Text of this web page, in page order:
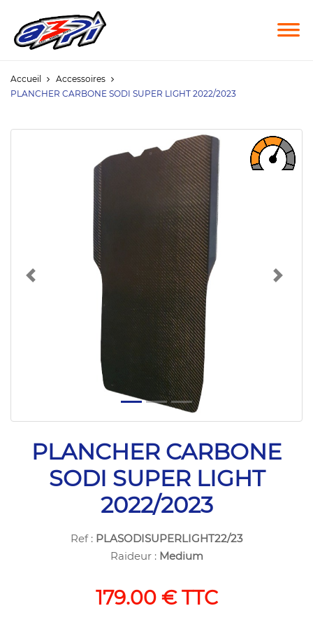
Accueil
Accessoires
PLANCHER CARBONE SODI SUPER LIGHT 2022/2023
Previous Next
PLANCHER CARBONE
SODI SUPER LIGHT
2022/2023
Ref : PLASODISUPERLIGHT22/23
Raideur : Medium
179.00 € TTC